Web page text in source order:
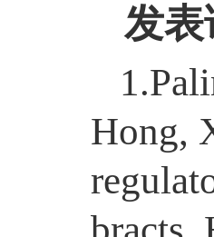
发表
Hong,